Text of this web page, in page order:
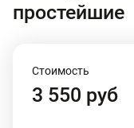
простейшие
Стоимость
3 550 руб